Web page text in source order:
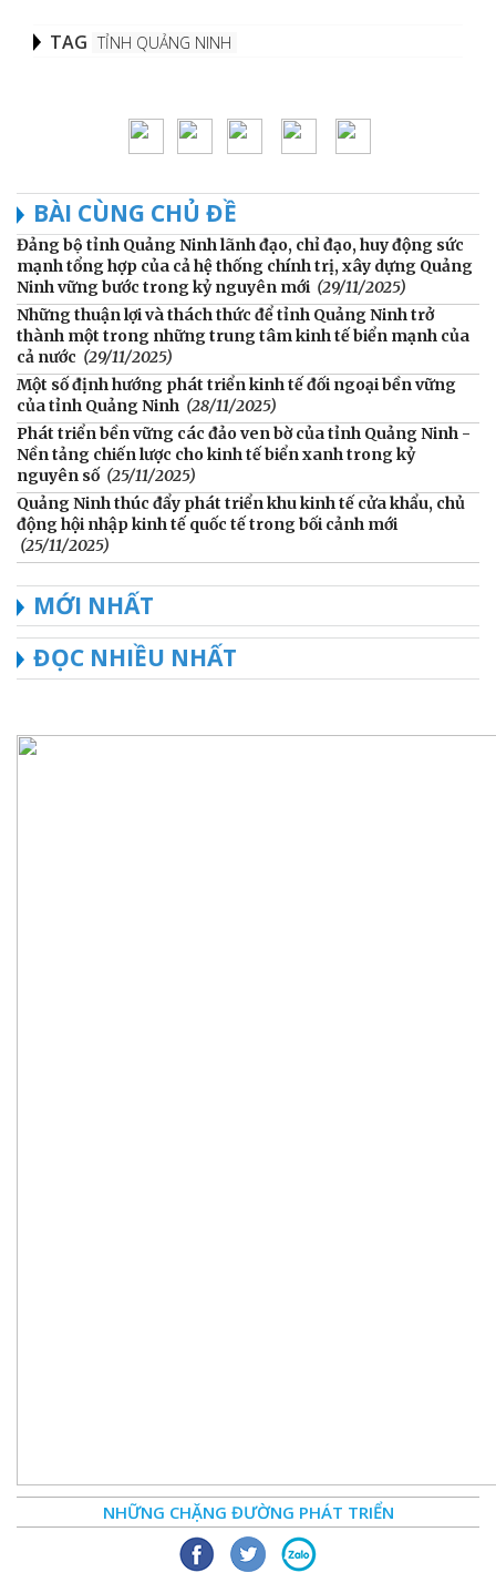
TAG TỈNH QUẢNG NINH
BÀI CÙNG CHỦ ĐỀ
Đảng bộ tỉnh Quảng Ninh lãnh đạo, chỉ đạo, huy động sức
mạnh tổng hợp của cả hệ thống chính trị, xây dựng Quảng
Ninh vững bước trong kỷ nguyên mới (29/11/2025)
Những thuận lợi và thách thức để tỉnh Quảng Ninh trở
thành một trong những trung tâm kinh tế biển mạnh của
cả nước (29/11/2025)
Một số định hướng phát triển kinh tế đối ngoại bền vững
của tỉnh Quảng Ninh (28/11/2025)
Phát triển bền vững các đảo ven bờ của tỉnh Quảng Ninh -
Nền tảng chiến lược cho kinh tế biển xanh trong kỷ
nguyên số (25/11/2025)
Quảng Ninh thúc đẩy phát triển khu kinh tế cửa khẩu, chủ
động hội nhập kinh tế quốc tế trong bối cảnh mới
(25/11/2025)
MỚI NHẤT
ĐỌC NHIỀU NHẤT
NHỮNG CHẶNG ĐƯỜNG PHÁT TRIỂN